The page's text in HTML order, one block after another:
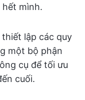
mình.
lập các quy
một bộ phận
cụ để tối ưu
cuối.